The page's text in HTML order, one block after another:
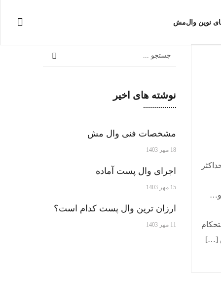
نوین وال‌مش
و…
[…]
نوشته های اخیر
مشخصات فنی وال مش
18 مهر 1403
اجرای وال پست آماده
15 مهر 1403
ارزان ترین وال پست کدام است؟
11 مهر 1403